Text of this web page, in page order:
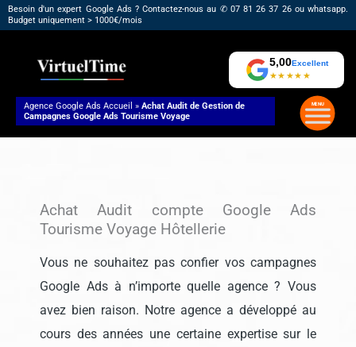
Besoin d'un expert Google Ads ? Contactez-nous au ✆ 07 81 26 37 26 ou whatsapp.
Budget uniquement > 1000€/mois
Aller
au
contenu
Agence Google Ads Accueil » Achat Audit de Gestion de
Campagnes Google Ads Tourisme Voyage
Achat Audit compte Google Ads
Tourisme Voyage Hôtellerie
Vous ne souhaitez pas confier vos campagnes
Google Ads à n’importe quelle agence ? Vous
avez bien raison. Notre agence a développé au
cours des années une certaine expertise sur le
5,00Excellent
★★★★★